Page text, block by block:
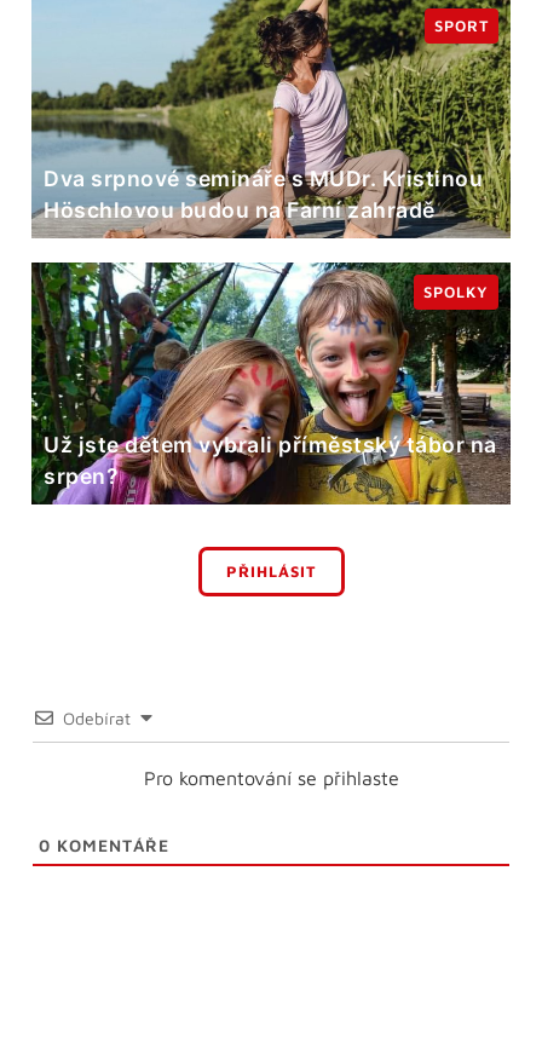
Dva srpnové semináře s MUDr. Kristinou
Höschlovou budou na Farní zahradě
SPORT
Už jste dětem vybrali příměstský tábor na
srpen?
SPOLKY
PŘIHLÁSIT
Odebírat
Pro komentování se přihlaste
0 KOMENTÁŘE